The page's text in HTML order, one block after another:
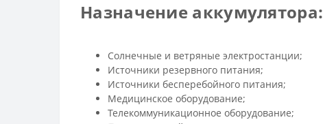
Назначение аккумулятора:
Cолнечные и ветряные электростанции;
Источники резервного питания;
Источники бесперебойного питания;
Медицинское оборудование;
Телекоммуникационное оборудование;